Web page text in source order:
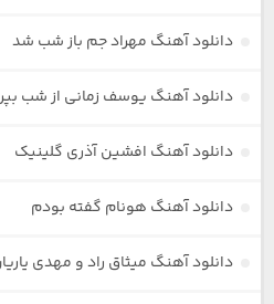
دانلود آهنگ مهراد جم باز شب شد
دانلود آهنگ یوسف زمانی از شب
دانلود آهنگ افشین آذری گلینیک
دانلود آهنگ هونام گفته بودم
دانلود آهنگ میثاق راد و مهدی